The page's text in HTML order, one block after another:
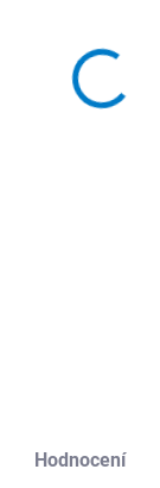
Hodnocení